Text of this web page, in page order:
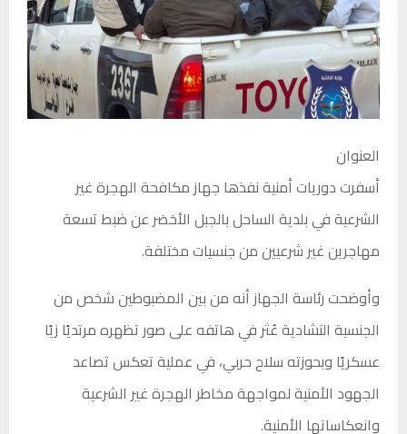
العنوان
أسفرت دوريات أمنية نفذها جهاز مكافحة الهجرة غير
الشرعية في بلدية الساحل بالجبل الأخضر عن ضبط تسعة
مهاجرين غير شرعيين من جنسيات مختلفة.
وأوضحت رئاسة الجهاز أنه من بين المضبوطين شخص من
الجنسية التشادية عُثر في هاتفه على صور تظهره مرتديًا زيًا
عسكريًا وبحوزته سلاح حربي، في عملية تعكس تصاعد
الجهود الأمنية لمواجهة مخاطر الهجرة غير الشرعية
وانعكاساتها الأمنية.